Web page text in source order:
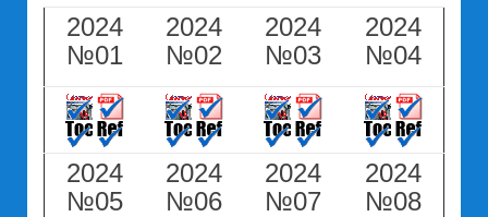
2024
№01
2024
№02
2024
№03
2024
№04
2024
№05
2024
№06
2024
№07
2024
№08